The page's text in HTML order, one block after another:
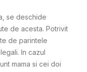
se deschide
de acesta. Potrivit
de parintele
In cazul
mama si cei doi